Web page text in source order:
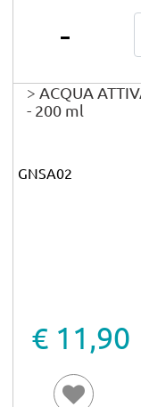
> ACQUA
- 200 ml
GNSA02
€ 11,90